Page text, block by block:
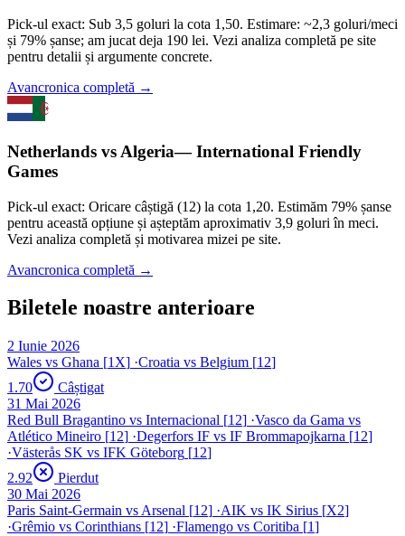
Pick-ul exact: Sub 3,5 goluri la cota 1,50. Estimare: ~2,3 goluri/meci
și 79% șanse; am jucat deja 190 lei. Vezi analiza completă pe site
pentru detalii și argumente concrete.
Avancronica completă →
Netherlands vs Algeria—International Friendly
Games
Pick-ul exact: Oricare câștigă (12) la cota 1,20. Estimăm 79% șanse
pentru această opțiune și așteptăm aproximativ 3,9 goluri în meci.
Vezi analiza completă și motivarea mizei pe site.
Avancronica completă →
Biletele noastre anterioare
2 Iunie 2026
Wales vs Ghana [1X] ·Croatia vs Belgium [12]
1.70
Câștigat
31 Mai 2026
Red Bull Bragantino vs Internacional [12] ·Vasco da Gama vs
Atlético Mineiro [12] ·Degerfors IF vs IF Brommapojkarna [12]
·Västerås SK vs IFK Göteborg [12]
2.92
Pierdut
30 Mai 2026
Paris Saint-Germain vs Arsenal [12] ·AIK vs IK Sirius [X2]
·Grêmio vs Corinthians [12] ·Flamengo vs Coritiba [1]